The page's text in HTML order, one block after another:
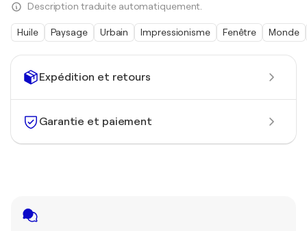
Expédition et retours
Garantie et paiement
Description traduite automatiquement.
Huile Paysage Urbain Impressionisme Fenêtre Monde